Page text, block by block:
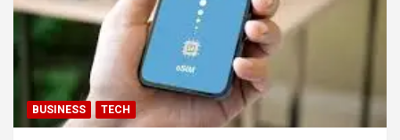
BUSINESS TECH